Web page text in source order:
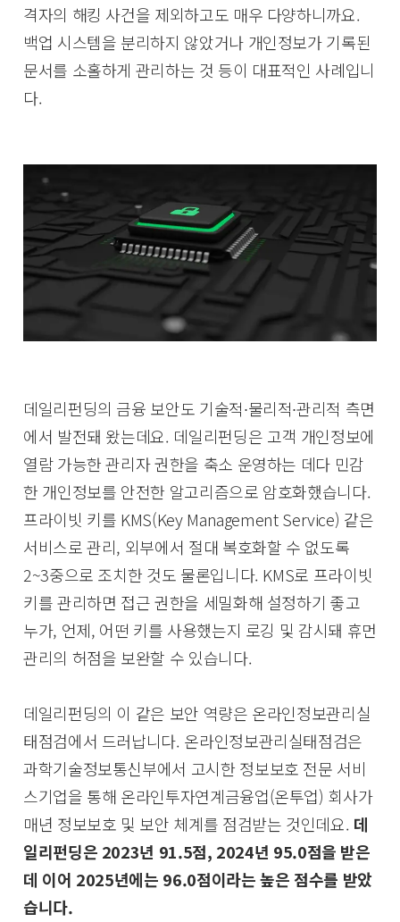
격자의 해킹 사건을 제외하고도 매우 다양하니까요.
백업 시스템을 분리하지 않았거나 개인정보가 기록된
문서를 소홀하게 관리하는 것 등이 대표적인 사례입니
다.
데일리펀딩의 금융 보안도 기술적∙물리적∙관리적 측면
에서 발전돼 왔는데요. 데일리펀딩은 고객 개인정보에
열람 가능한 관리자 권한을 축소 운영하는 데다 민감
한 개인정보를 안전한 알고리즘으로 암호화했습니다.
프라이빗 키를 KMS(Key Management Service) 같은
서비스로 관리, 외부에서 절대 복호화할 수 없도록
2~3중으로 조치한 것도 물론입니다. KMS로 프라이빗
키를 관리하면 접근 권한을 세밀화해 설정하기 좋고
누가, 언제, 어떤 키를 사용했는지 로깅 및 감시돼 휴먼
관리의 허점을 보완할 수 있습니다.
데일리펀딩의 이 같은 보안 역량은 온라인정보관리실
태점검에서 드러납니다. 온라인정보관리실태점검은
과학기술정보통신부에서 고시한 정보보호 전문 서비
스기업을 통해 온라인투자연계금융업(온투업) 회사가
매년 정보보호 및 보안 체계를 점검받는 것인데요. 데
일리펀딩은 2023년 91.5점, 2024년 95.0점을 받은
데 이어 2025년에는 96.0점이라는 높은 점수를 받았
습니다.